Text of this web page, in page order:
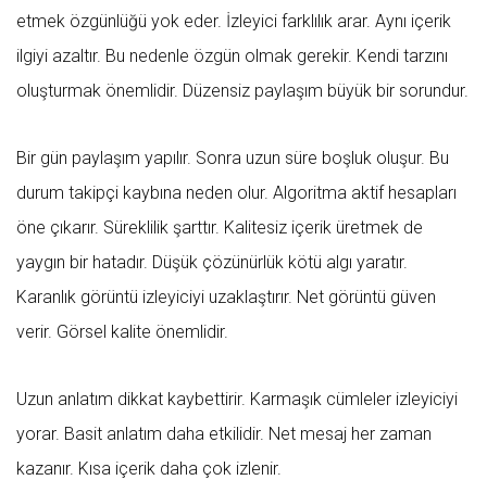
etmek özgünlüğü yok eder. İzleyici farklılık arar. Aynı içerik
ilgiyi azaltır. Bu nedenle özgün olmak gerekir. Kendi tarzını
oluşturmak önemlidir. Düzensiz paylaşım büyük bir sorundur.
Bir gün paylaşım yapılır. Sonra uzun süre boşluk oluşur. Bu
durum takipçi kaybına neden olur. Algoritma aktif hesapları
öne çıkarır. Süreklilik şarttır. Kalitesiz içerik üretmek de
yaygın bir hatadır. Düşük çözünürlük kötü algı yaratır.
Karanlık görüntü izleyiciyi uzaklaştırır. Net görüntü güven
verir. Görsel kalite önemlidir.
Uzun anlatım dikkat kaybettirir. Karmaşık cümleler izleyiciyi
yorar. Basit anlatım daha etkilidir. Net mesaj her zaman
kazanır. Kısa içerik daha çok izlenir.